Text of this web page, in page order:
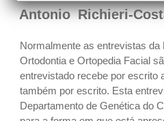
Antonio Richieri-
Normalmente as entrevistas
Ortodontia e Ortopedia Facial
entrevistado recebe por escrito
também por escrito. Esta
Departamento de Genética do